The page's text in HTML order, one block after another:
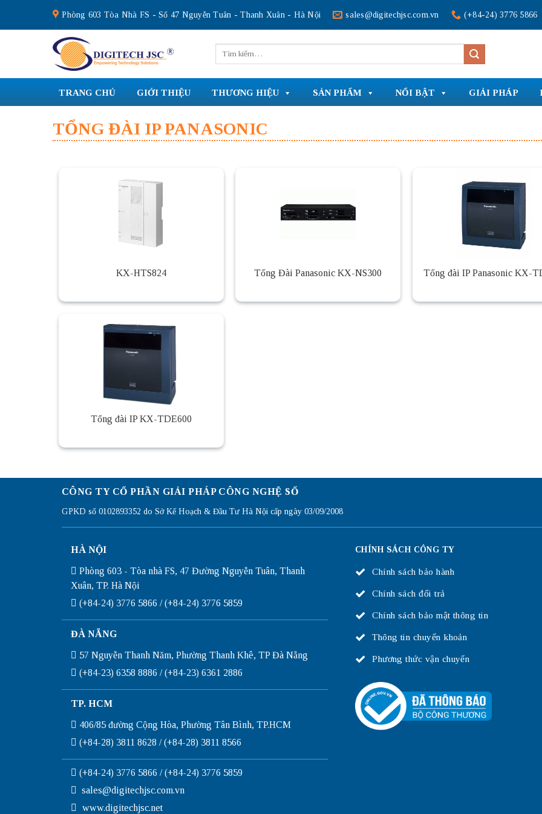
content
Phòng 603 Tòa Nhà FS - Số 47 Nguyễn Tuân - Thanh Xuân - Hà Nội sales@digitechjsc.com.vn (+84-24) 3776 5866
kiếm:
TRANG CHỦ GIỚI THIỆU THƯƠNG HIỆU SẢN PHẨM NỔI BẬT GIẢI PHÁP
TỔNG ĐÀI IP PANASONIC
KX-HTS824 Tổng Đài Panasonic KX-NS300 Tổng đài IP Panasonic KX-
Tổng đài IP KX-TDE600
CÔNG TY CỔ PHẦN GIẢI PHÁP CÔNG NGHỆ SỐ
GPKD số 0102893352 do Sở Kế Hoạch & Đầu Tư Hà Nội cấp ngày 03/09/2008
HÀ NỘI
Phòng 603 - Tòa nhà FS, 47 Đường Nguyễn Tuân, Thanh
Xuân, TP. Hà Nội
(+84-24) 3776 5866 / (+84-24) 3776 5859
ĐÀ NẴNG
57 Nguyễn Thanh Năm, Phường Thanh Khê, TP Đà Nẵng
(+84-23) 6358 8886 / (+84-23) 6361 2886
TP. HCM
406/85 đường Cộng Hòa, Phường Tân Bình, TP.HCM
(+84-28) 3811 8628 / (+84-28) 3811 8566
(+84-24) 3776 5866 / (+84-24) 3776 5859
sales@digitechjsc.com.vn
www.digitechjsc.net
CHÍNH SÁCH CÔNG TY
Chính sách bảo hành
Chính sách đổi trả
Chính sách bảo mật thông tin
Thông tin chuyển khoản
Phương thức vận chuyển